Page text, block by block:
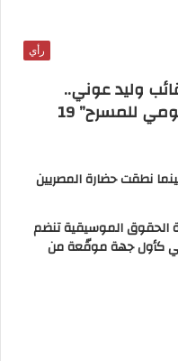
رأي
وليد عوني..
للمسرح” 19
نطقت حضارة المصريين
الحقوق الموسيقية تنضم
كأول جهة موقّعة من